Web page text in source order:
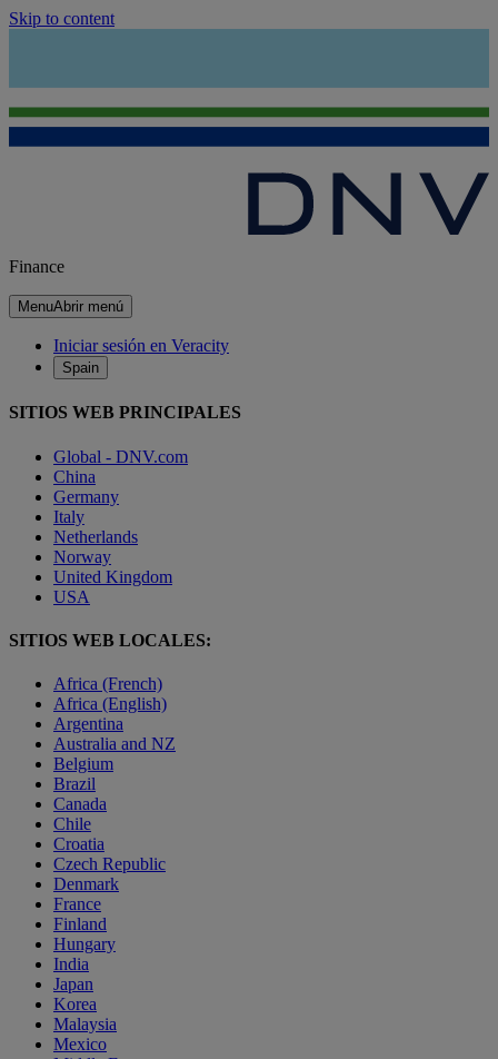
Skip to content
Finance
MenuAbrir menú
Iniciar sesión en Veracity
Spain
SITIOS WEB PRINCIPALES
Global - DNV.com
China
Germany
Italy
Netherlands
Norway
United Kingdom
USA
SITIOS WEB LOCALES:
Africa (French)
Africa (English)
Argentina
Australia and NZ
Belgium
Brazil
Canada
Chile
Croatia
Czech Republic
Denmark
France
Finland
Hungary
India
Japan
Korea
Malaysia
Mexico